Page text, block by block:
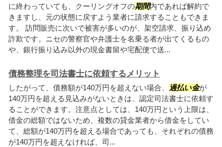
に終わっていても、クーリングオフの期間内であれば解約で
きますし、元の状態に戻すよう業者に請求することもできま
す。 訪問販売に次いで被害が多いのが、架空請求、振り込め
詐欺です。ニセの警察官や弁護士を名乗る者が出てくるもの
や、銀行振り込み以外の現金書留や宅配便で送...
債務整理を司法書士に依頼するメリット
したがって、債務額が140万円を超えない場合、 過払い金が
140万円を超える見込みがないときは、認定司法書士に依頼す
ることができます。注意点としては、140万円という上限は、
借金の総額ではないため、複数の貸金業者から借金をしてい
て、総額が140万円を超える場合であっても、それぞれの債務
が140万円を超えなければ、司...